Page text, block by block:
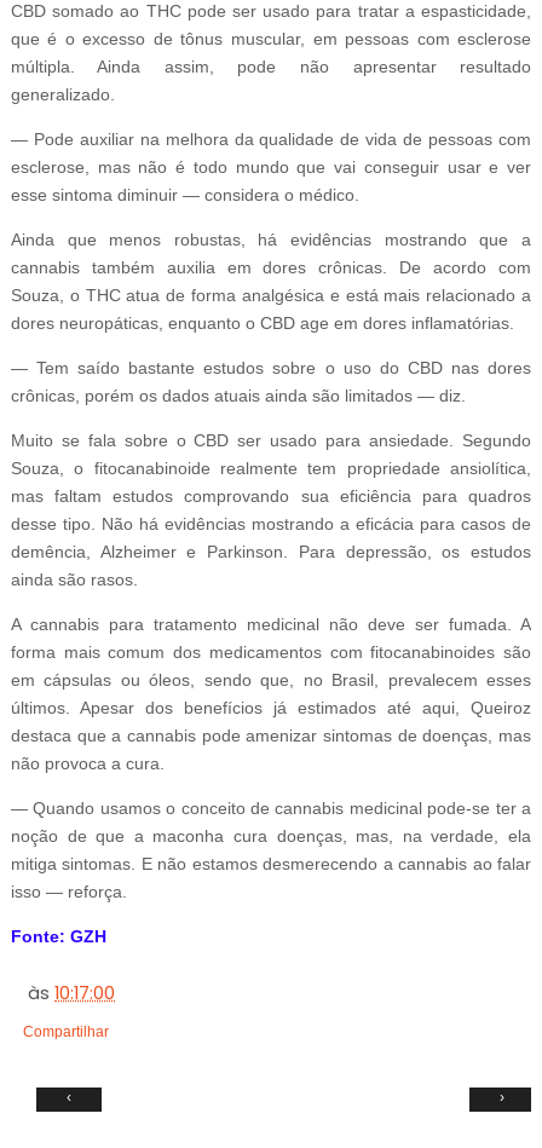
CBD somado ao THC pode ser usado para tratar a espasticidade,
que é o excesso de tônus muscular, em pessoas com esclerose
múltipla. Ainda assim, pode não apresentar resultado
generalizado.
— Pode auxiliar na melhora da qualidade de vida de pessoas com
esclerose, mas não é todo mundo que vai conseguir usar e ver
esse sintoma diminuir — considera o médico.
Ainda que menos robustas, há evidências mostrando que a
cannabis também auxilia em dores crônicas. De acordo com
Souza, o THC atua de forma analgésica e está mais relacionado a
dores neuropáticas, enquanto o CBD age em dores inflamatórias.
— Tem saído bastante estudos sobre o uso do CBD nas dores
crônicas, porém os dados atuais ainda são limitados — diz.
Muito se fala sobre o CBD ser usado para ansiedade. Segundo
Souza, o fitocanabinoide realmente tem propriedade ansiolítica,
mas faltam estudos comprovando sua eficiência para quadros
desse tipo. Não há evidências mostrando a eficácia para casos de
demência, Alzheimer e Parkinson. Para depressão, os estudos
ainda são rasos.
A cannabis para tratamento medicinal não deve ser fumada. A
forma mais comum dos medicamentos com fitocanabinoides são
em cápsulas ou óleos, sendo que, no Brasil, prevalecem esses
últimos. Apesar dos benefícios já estimados até aqui, Queiroz
destaca que a cannabis pode amenizar sintomas de doenças, mas
não provoca a cura.
— Quando usamos o conceito de cannabis medicinal pode-se ter a
noção de que a maconha cura doenças, mas, na verdade, ela
mitiga sintomas. E não estamos desmerecendo a cannabis ao falar
isso — reforça.
Fonte: GZH
às10:17:00
Compartilhar
‹ ›